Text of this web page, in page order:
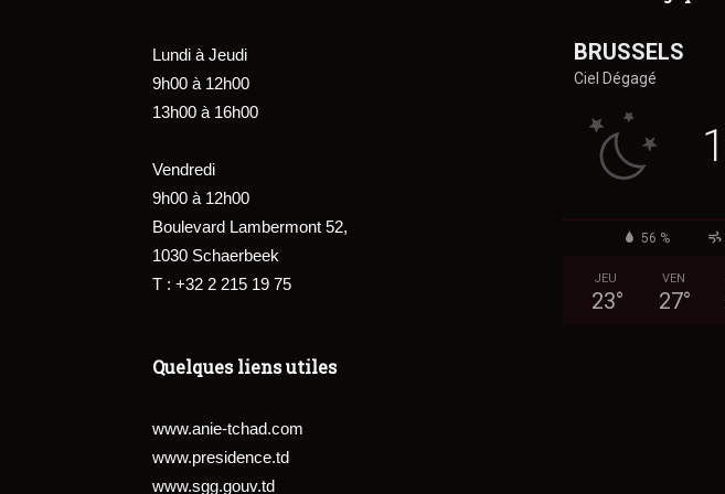
Lundi à Jeudi
9h00 à 12h00
13h00 à 16h00
Vendredi
9h00 à 12h00
Boulevard Lambermont 52,
1030 Schaerbeek
T : +32 2 215 19 75
Quelques liens utiles
www.anie-tchad.com
www.presidence.td
www.sgg.gouv.td
BRUSSELS
Ciel Dégagé
56 %
JEU
23°
VEN
27°